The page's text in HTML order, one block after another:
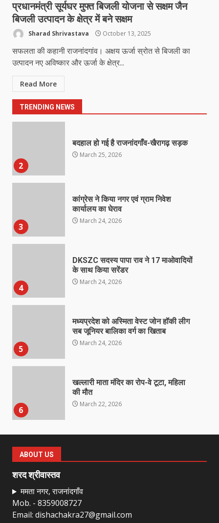
प्रधानमंत्री सूर्यघर मुफ्त बिजली योजना से सक्षम जैन
बिजली उत्पादन के क्षेत्र में बने सक्षम
Sharad Shrivastava October 13, 2025
सफलता की कहानी राजनांदगांव। अक्षय ऊर्जा स्रोत से बिजली का
उत्पादन नए अविष्कार और ऊर्जा के क्षेत्र...
Read More
TRENDING NEWS
राष्ट्रीय पवार क्षत्रिय महासभा भारत की
सामान्य सभा डोंगरगढ़ में कल
March 21, 2026
1
March 25, 2026
2
बदहाल हो गई है राजनांदगाँव-खैरागढ़ सड़क
March 25, 2026
3
कांग्रेस ने किया नगर एवं ग्राम निवेश
कार्यालय का घेराव
March 24, 2026
4
DKSZC सदस्य पापा राव ने 17 माओवादियों
के साथ किया सरेंडर
March 24, 2026
5
मध्यप्रदेश को अस्मिता वेस्ट जोन हॉकी लीग
सब जूनियर बालिका वर्ग का खिताब
March 24, 2026
6
खल्लारी माता मंदिर का रोप-वे टूटा, महिला
की मौत
March 22, 2026
7
नाबालिक के प्रसव मामले में फरार आरोपी के
संबंध में इनाम की उद्घोषना
ABOUT US
शरद श्रीवास्तव
ममता नगर, राजनांदगाँव
Mob. - 8359008727
Email: dishachakra27@gmail.com